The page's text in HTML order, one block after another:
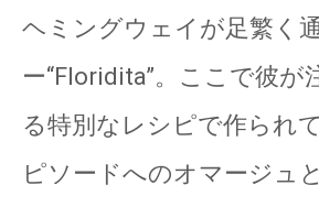
ヘミングウェイが足繁く
ー“Floridita”。ここで彼
る特別なレシピで作られ
ピソードへのオマージュ